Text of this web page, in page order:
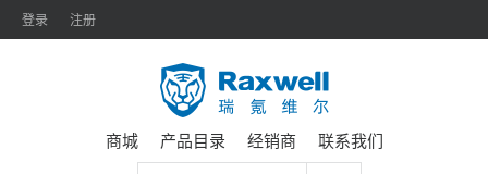
登录 注册
商城 产品目录 经销商 联系我们